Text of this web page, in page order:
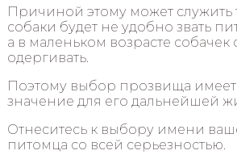
Причиной этому может служить
собаки будет не удобно звать
а в маленьком возрасте
одергивать.
Поэтому выбор прозвища
значение для его дальнейшей
Отнеситесь к выбору имени
питомца со всей серьезностью.